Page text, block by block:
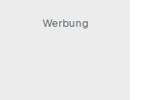
Werbung